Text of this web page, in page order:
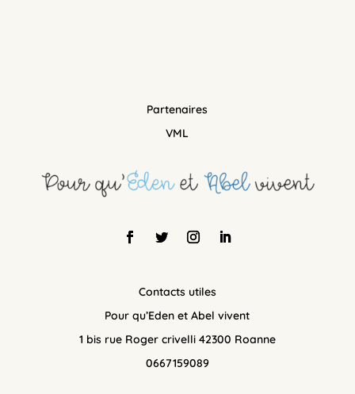
Partenaires
VML
Contacts utiles
Pour qu’Eden et Abel vivent
1 bis rue Roger crivelli 42300 Roanne
0667159089